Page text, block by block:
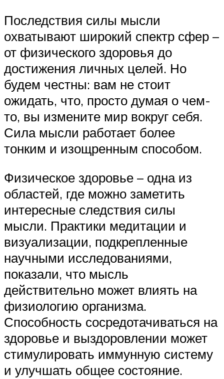
Последствия силы мысли
охватывают широкий спектр сфер –
от физического здоровья до
достижения личных целей. Но
будем честны: вам не стоит
ожидать, что, просто думая о чем-
то, вы измените мир вокруг себя.
Сила мысли работает более
тонким и изощренным способом.
Физическое здоровье – одна из
областей, где можно заметить
интересные следствия силы
мысли. Практики медитации и
визуализации, подкрепленные
научными исследованиями,
показали, что мысль
действительно может влиять на
физиологию организма.
Способность сосредотачиваться на
здоровье и выздоровлении может
стимулировать иммунную систему
и улучшать общее состояние.